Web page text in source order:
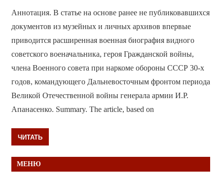
Аннотация. В статье на основе ранее не публиковавшихся
документов из музейных и личных архивов впервые
приводится расширенная военная биография видного
советского военачальника, героя Гражданской войны,
члена Военного совета при наркоме обороны СССР 30-х
годов, командующего Дальневосточным фронтом периода
Великой Отечественной войны генерала армии И.Р.
Апанасенко. Summary. The article, based on
ЧИТАТЬ
МЕНЮ